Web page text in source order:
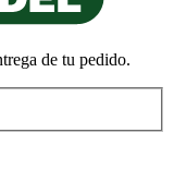
de tu pedido.